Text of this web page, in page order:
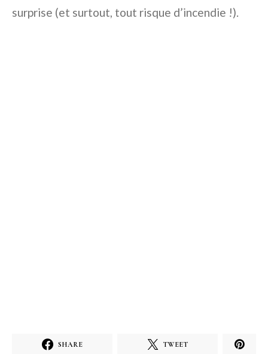
surprise (et surtout, tout risque d’incendie !).
SHARE TWEET